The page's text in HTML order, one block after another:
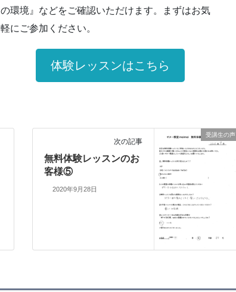
の環境』などをご確認いただけます。まずはお気
軽にご参加ください。
体験レッスンはこちら
受講生の声
次の記事
無料体験レッスンのお
客様⑤
2020年9月28日